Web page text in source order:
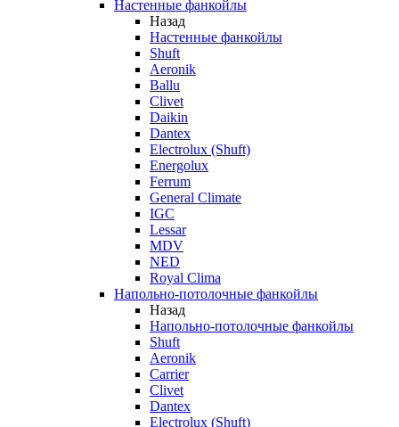
Настенные фанкойлы
Назад
Настенные фанкойлы
Shuft
Aeronik
Ballu
Clivet
Daikin
Dantex
Electrolux (Shuft)
Energolux
Ferrum
General Climate
IGC
Lessar
MDV
NED
Royal Clima
Напольно-потолочные фанкойлы
Назад
Напольно-потолочные фанкойлы
Shuft
Aeronik
Carrier
Clivet
Dantex
Electrolux (Shuft)